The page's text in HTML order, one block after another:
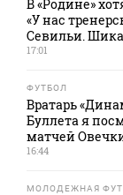
В «Родине»
«У нас
Севильи.
17:01
ФУТБОЛ
Вратарь
Буллета я
матчей
16:44
МОЛОДЕЖНАЯ